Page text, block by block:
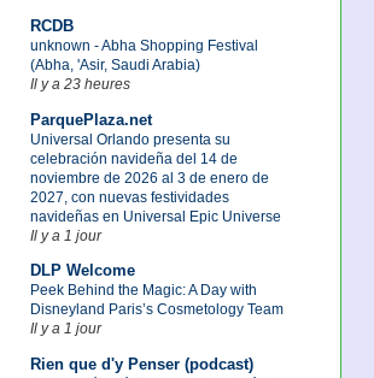
RCDB
unknown - Abha Shopping Festival
(Abha, 'Asir, Saudi Arabia)
Il y a 23 heures
ParquePlaza.net
Universal Orlando presenta su
celebración navideña del 14 de
noviembre de 2026 al 3 de enero de
2027, con nuevas festividades
navideñas en Universal Epic Universe
Il y a 1 jour
DLP Welcome
Peek Behind the Magic: A Day with
Disneyland Paris’s Cosmetology Team
Il y a 1 jour
Rien que d'y Penser (podcast)